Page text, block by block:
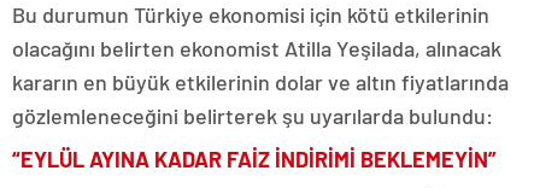
Bu durumun Türkiye ekonomisi için kötü etkilerinin
olacağını belirten ekonomist Atilla Yeşilada, alınacak
kararın en büyük etkilerinin dolar ve altın fiyatlarında
gözlemleneceğini belirterek şu uyarılarda bulundu:
“EYLÜL AYINA KADAR FAİZ İNDİRİMİ BEKLEMEYİN”